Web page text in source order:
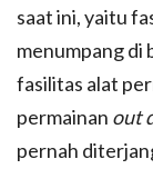
saat ini, yaitu
menumpang di
fasilitas alat
permainan out
pernah